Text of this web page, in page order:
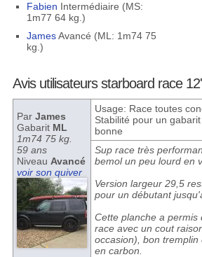
Fabien Intermédiaire (MS:
1m77 64 kg.)
JamesAvancé (ML: 1m74 75
kg.)
Avis utilisateurs starboard race
Par James
Gabarit ML
1m74 75 kg.
59 ans
Niveau Avancé
voir son quiver
Usage: Race toutes
Stabilité pour un
bonne
Sup race très
bemol un peu lourd en
Version largeur 29,5
pour un débutant
Cette planche a permis
race avec un cout
occasion), bon tremplin
en carbon.